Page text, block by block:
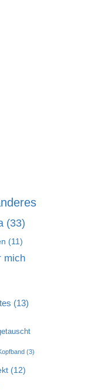
(33)
(11)
mich
(13)
(3)
(12)